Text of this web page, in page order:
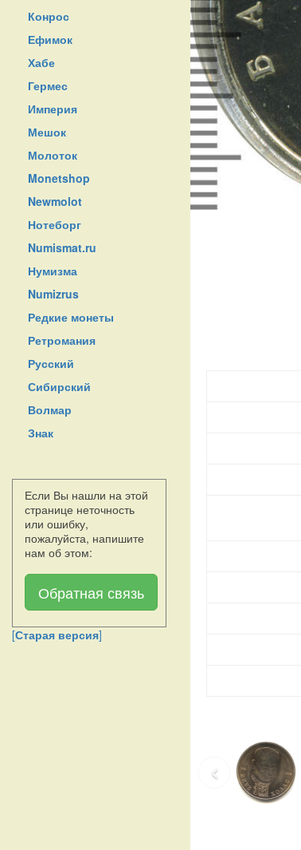
Конрос
Ефимок
Хабе
Гермес
Империя
Мешок
Молоток
Monetshop
Newmolot
Нотеборг
Numismat.ru
Нумизма
Numizrus
Редкие монеты
Ретромания
Русский
Сибирский
Волмар
Знак
Если Вы нашли на этой
странице неточность
или ошибку,
пожалуйста, напишите
нам об этом:
Обратная связь
[Старая версия]
‹